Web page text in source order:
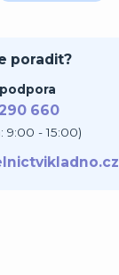
poradit?
660
9:00 - 15:00)